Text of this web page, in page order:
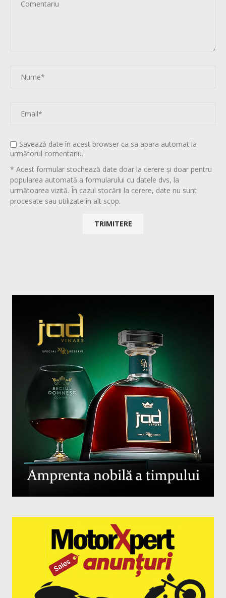
Savează date în acest browser ca sa apara automat la
următorul comentariu.
* Acest formular stochează date doar la cerere și doar pentru
popularea automată a formularului cu datele dvs, la
următoarea vizită. În cazul stocării la cerere, date nu sunt
procesate sau utilizate în alt scop.